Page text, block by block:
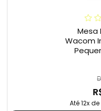
Mesa
Wacom
Até 12x de